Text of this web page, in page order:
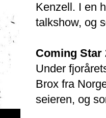
Kenzell. I en
talkshow, og
Coming Star
Under
Brox fra
seieren, og